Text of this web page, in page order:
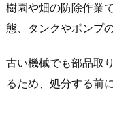
樹園や畑の防除作業
態、タンクやポンプ
古い機械でも部品取
るため、処分する前